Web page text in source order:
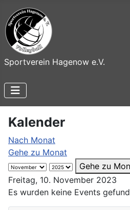
Sportverein Hagenow e.V.
Kalender
Nach Monat
Gehe zu Monat
Gehe zu
Freitag, 10. November 2023
Es wurden keine Events